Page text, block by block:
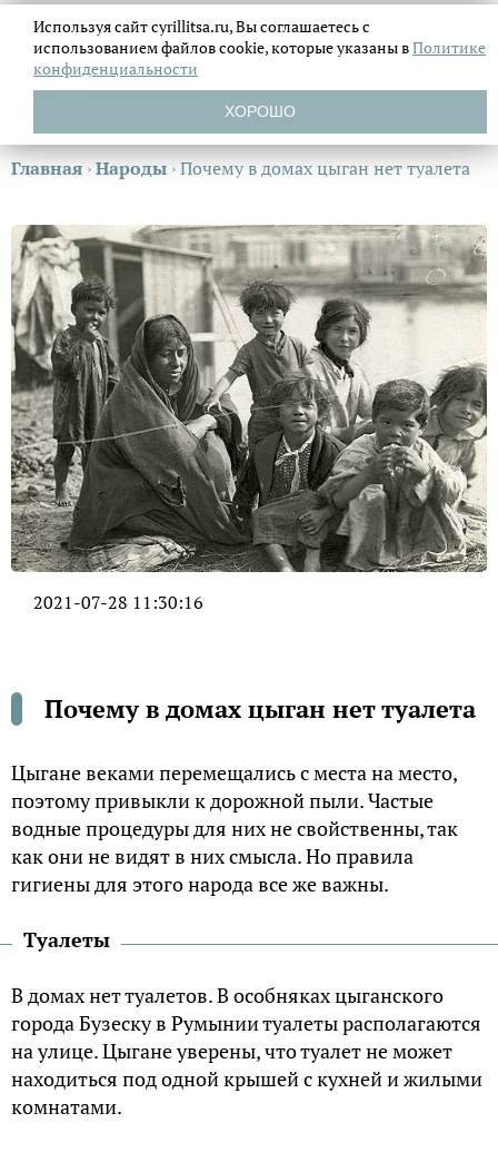
Главная ›Народы ›Почему в домах цыган нет туалета
2021-07-28 11:30:16
Почему в домах цыган нет туалета
Цыгане веками перемещались с места на место,
поэтому привыкли к дорожной пыли. Частые
водные процедуры для них не свойственны, так
как они не видят в них смысла. Но правила
гигиены для этого народа все же важны.
Туалеты
В домах нет туалетов. В особняках цыганского
города Бузеску в Румынии туалеты располагаются
на улице. Цыгане уверены, что туалет не может
находиться под одной крышей с кухней и жилыми
комнатами.
Используя сайт cyrillitsa.ru, Вы соглашаетесь с
использованием файловcookie, которые указаны вПолитике
конфиденциальности
ХОРОШО